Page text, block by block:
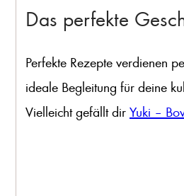
Das perfekte
Perfekte Rezepte verdienen
ideale Begleitung für deine
Vielleicht gefällt dir Yuki –